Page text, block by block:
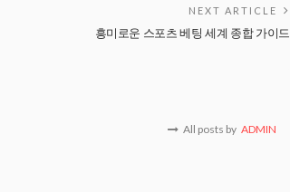
NEXT ARTICLE
흥미로운 스포츠 베팅 세계 종합 가이드
All posts by ADMIN